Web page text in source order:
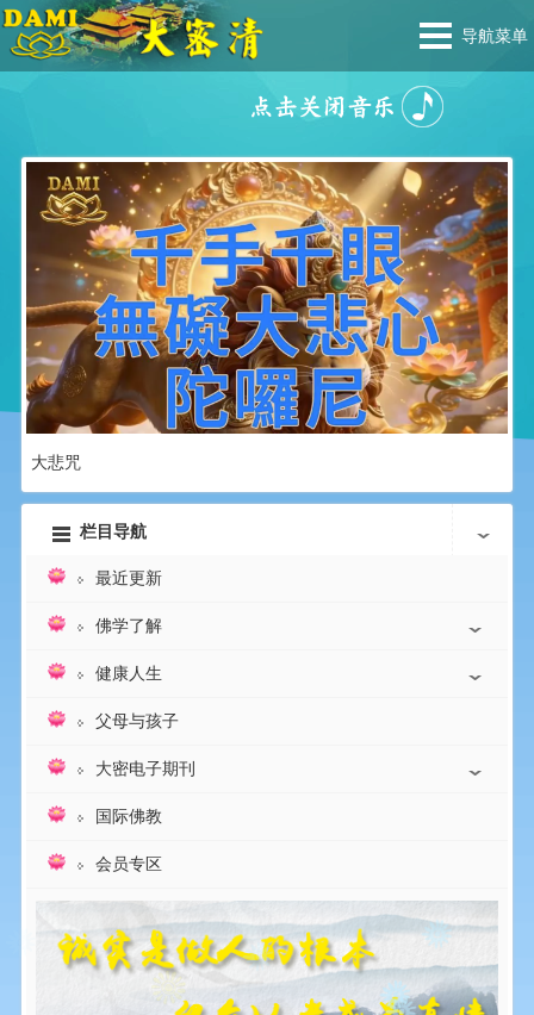
导航菜单
[舞蹈]浴佛节的故事
栏目导航
最近更新
佛学了解
健康人生
父母与孩子
大密电子期刊
国际佛教
会员专区